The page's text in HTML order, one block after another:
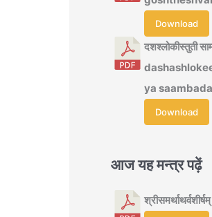
Download
दशश्लोकीस्तुती
ya
Download
आज यह मन्त्र पढ़ें